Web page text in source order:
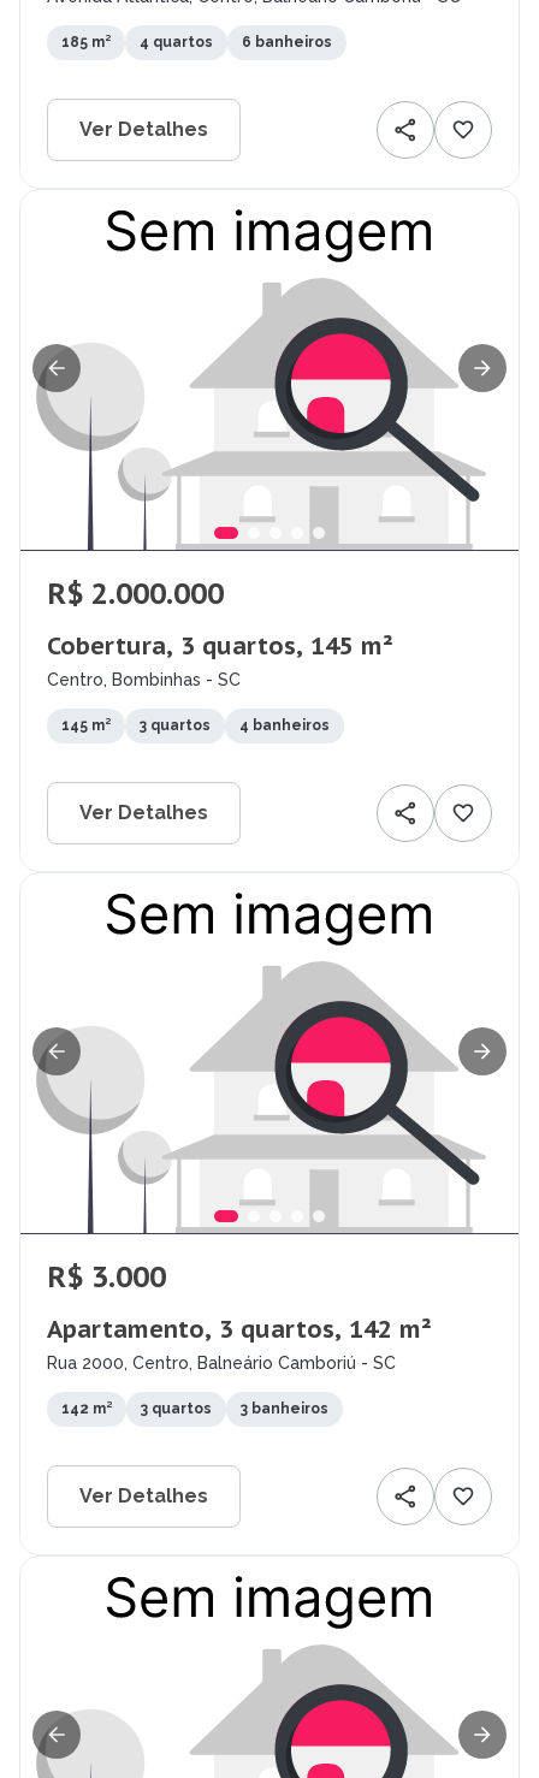
185 m² 4 quartos 6 banheiros
Ver Detalhes
R$ 2.000.000
Cobertura, 3 quartos, 145 m²
Centro, Bombinhas - SC
145 m² 3 quartos 4 banheiros
Ver Detalhes
R$ 3.000
Apartamento, 3 quartos, 142 m²
Rua 2000, Centro, Balneário Camboriú - SC
142 m² 3 quartos 3 banheiros
Ver Detalhes